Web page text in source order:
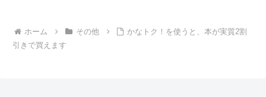
ホーム その他
かなトク！を使うと、本が実質2割
引きで買えます